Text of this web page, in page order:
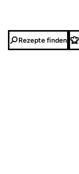
Rezepte finden